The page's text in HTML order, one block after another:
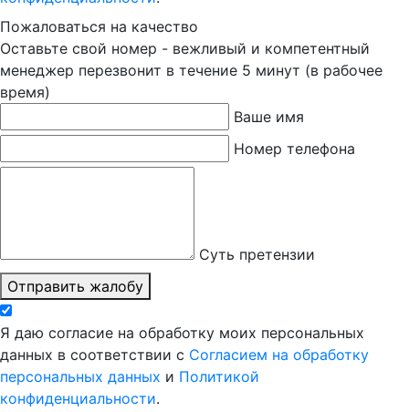
Пожаловаться на качество
Оставьте свой номер - вежливый и компетентный
менеджер перезвонит в течение 5 минут (в рабочее
время)
Ваше имя
Номер телефона
Суть претензии
Отправить жалобу
Я даю согласие на обработку моих персональных
данных в соответствии с Согласием на обработку
персональных данных и Политикой
конфиденциальности.